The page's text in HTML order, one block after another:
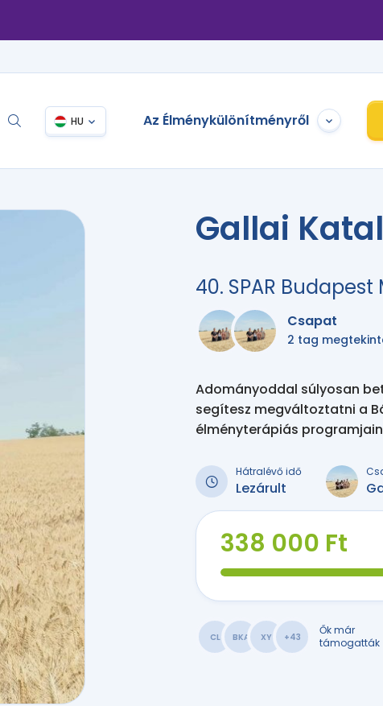
HU Az Élménykülönítményről
Gallai
40. SPAR
Csapat
2 tag
Adományoddal súlyosan
segítesz megváltoztatni a
élményterápiás
Hátralévő idő
Lezárult
338 000 Ft
CL BKA XY +43
Ők már
támogatták